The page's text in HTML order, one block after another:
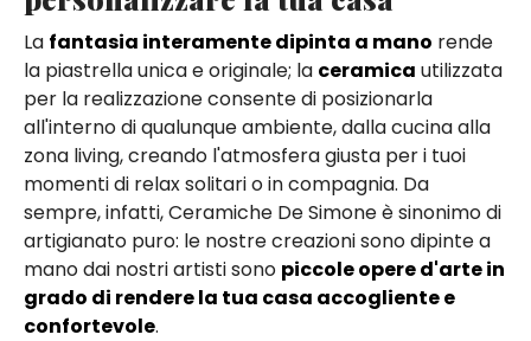
La fantasia interamente dipinta a mano rende
la piastrella unica e originale; la ceramica utilizzata
per la realizzazione consente di posizionarla
all'interno di qualunque ambiente, dalla cucina alla
zona living, creando l'atmosfera giusta per i tuoi
momenti di relax solitari o in compagnia. Da
sempre, infatti, Ceramiche De Simone è sinonimo di
artigianato puro: le nostre creazioni sono dipinte a
mano dai nostri artisti sono piccole opere d'arte in
grado di rendere la tua casa accogliente e
confortevole.